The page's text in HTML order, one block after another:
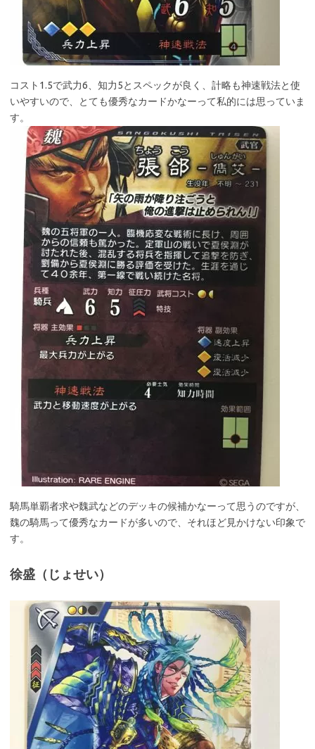
コスト1.5で武力6、知力5とスペックが良く、計略も神速戦法と使
いやすいので、とても優秀なカードかなーって私的には思っていま
す。
騎馬単覇者求や魏武などのデッキの候補かなーって思うのですが、
魏の騎馬って優秀なカードが多いので、それほど見かけない印象で
す。
徐盛（じょせい）